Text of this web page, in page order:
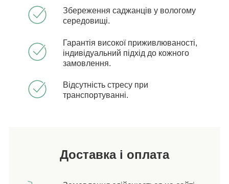
Збереження саджанців у вологому
середовищі.
Гарантія високої приживлюваності,
індивідуальний підхід до кожного
замовлення.
Відсутність стресу при
транспортуванні.
Доставка і оплата